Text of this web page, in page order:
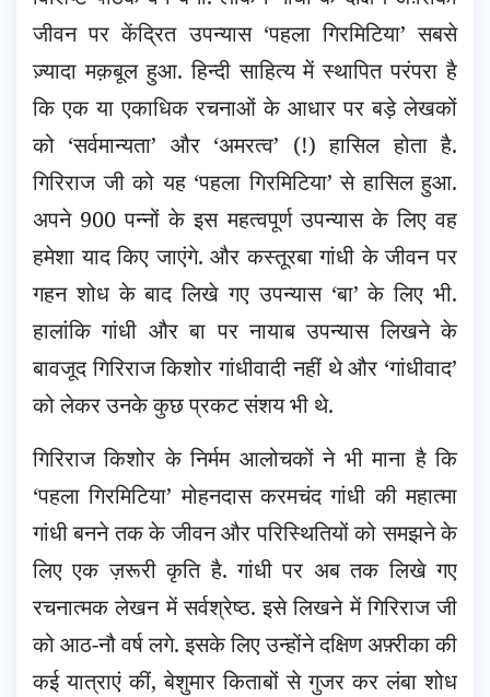
जीवन पर केंद्रित उपन्यास ‘पहला गिरमिटिया’ सबसे
ज़्यादा मक़बूल हुआ. हिन्दी साहित्य में स्थापित परंपरा है
कि एक या एकाधिक रचनाओं के आधार पर बड़े लेखकों
को ‘सर्वमान्यता’ और ‘अमरत्व’ (!) हासिल होता है.
गिरिराज जी को यह ‘पहला गिरमिटिया’ से हासिल हुआ.
अपने 900 पन्नों के इस महत्वपूर्ण उपन्यास के लिए वह
हमेशा याद किए जाएंगे. और कस्तूरबा गांधी के जीवन पर
गहन शोध के बाद लिखे गए उपन्यास ‘बा’ के लिए भी.
हालांकि गांधी और बा पर नायाब उपन्यास लिखने के
बावजूद गिरिराज किशोर गांधीवादी नहीं थे और ‘गांधीवाद’
को लेकर उनके कुछ प्रकट संशय भी थे.
गिरिराज किशोर के निर्मम आलोचकों ने भी माना है कि
‘पहला गिरमिटिया’ मोहनदास करमचंद गांधी की महात्मा
गांधी बनने तक के जीवन और परिस्थितियों को समझने के
लिए एक ज़रूरी कृति है. गांधी पर अब तक लिखे गए
रचनात्मक लेखन में सर्वश्रेष्ठ. इसे लिखने में गिरिराज जी
को आठ-नौ वर्ष लगे. इसके लिए उन्होंने दक्षिण अफ़्रीका की
कई यात्राएं कीं, बेशुमार किताबों से गुजर कर लंबा शोध